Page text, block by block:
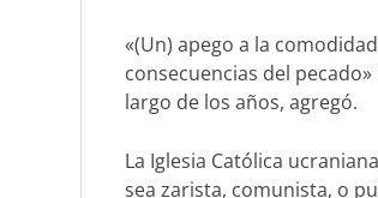
«(Un) apego a la
consecuencias del
largo de los años, agregó.
La Iglesia Católica
sea zarista, comunista, o